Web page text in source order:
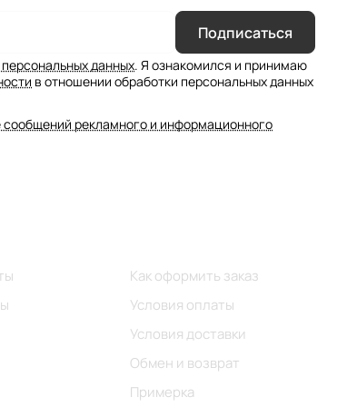
Подписаться
данных. Я ознакомился и принимаю
в отношении обработки персональных данных
сообщений рекламного и информационного
Как оформить заказ
Условия оплаты
Условия доставки
Обмен и возврат
Примерка